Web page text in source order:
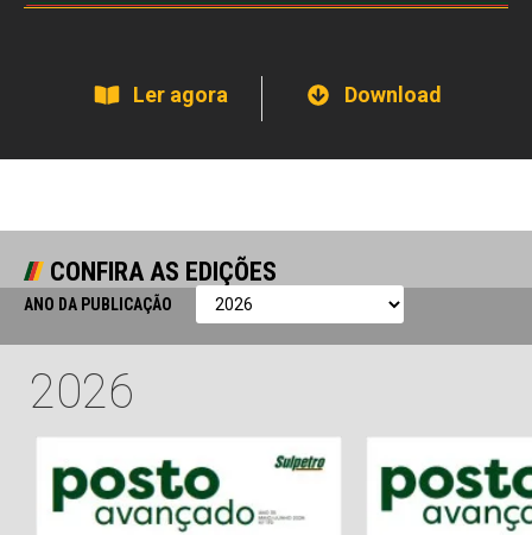
Ler agora Download
CONFIRA AS EDIÇÕES
ANO DA PUBLICAÇÃO
2026